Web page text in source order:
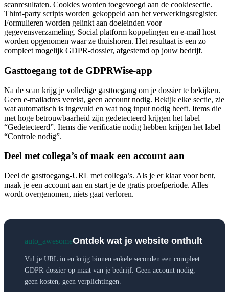
scanresultaten. Cookies worden toegevoegd aan de cookiesectie.
Third-party scripts worden gekoppeld aan het verwerkingsregister.
Formulieren worden gelinkt aan doeleinden voor
gegevensverzameling. Social platform koppelingen en e-mail host
worden opgenomen waar ze thuishoren. Het resultaat is een zo
compleet mogelijk GDPR-dossier, afgestemd op jouw bedrijf.
Gasttoegang tot de GDPRWise-app
Na de scan krijg je volledige gasttoegang om je dossier te bekijken.
Geen e-mailadres vereist, geen account nodig. Bekijk elke sectie, zie
wat automatisch is ingevuld en wat nog input nodig heeft. Items die
met hoge betrouwbaarheid zijn gedetecteerd krijgen het label
“Gedetecteerd”. Items die verificatie nodig hebben krijgen het label
“Controle nodig”.
Deel met collega’s of maak een account aan
Deel de gasttoegang-URL met collega’s. Als je er klaar voor bent,
maak je een account aan en start je de gratis proefperiode. Alles
wordt overgenomen, niets gaat verloren.
auto_awesomeOntdek wat je website onthult
Vul je URL in en krijg binnen enkele seconden een compleet
GDPR-dossier op maat van je bedrijf. Geen account nodig,
geen kosten, geen verplichtingen.